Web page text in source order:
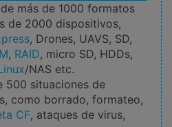
más de 1000 formatos
de 2000 dispositivos,
, Drones, UAVS, SD,
, RAID, micro SD, HDDs,
/NAS etc.
500 situaciones de
como borrado, formateo,
CF, ataques de virus,